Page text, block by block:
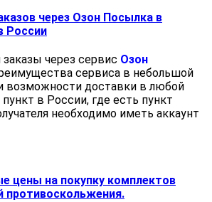
через Озон Посылка в
России
через сервис Озон
сервиса в небольшой
возможности доставки в любой
в России, где есть пункт
необходимо иметь аккаунт
цены на покупку комплектов
противоскольжения.